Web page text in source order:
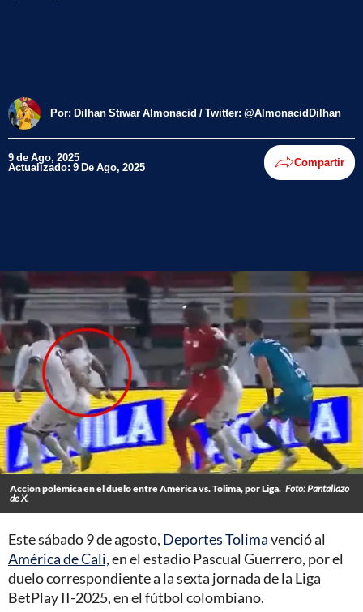
Por: Dilhan Stiwar Almonacid / Twitter: @AlmonacidDilhan
9 de Ago, 2025
Actualizado: 9 De Ago, 2025 Compartir
Acción polémica en el duelo entre América vs. Tolima, por Liga. Foto: Pantallazo
de X.
Este sábado 9 de agosto, Deportes Tolimavenció al
América de Cali,en el estadio Pascual Guerrero, por el
duelo correspondiente a la sexta jornada de la Liga
BetPlay II-2025, en el fútbol colombiano.